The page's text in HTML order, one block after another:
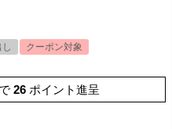
クーポン対象
26 ポイント進呈